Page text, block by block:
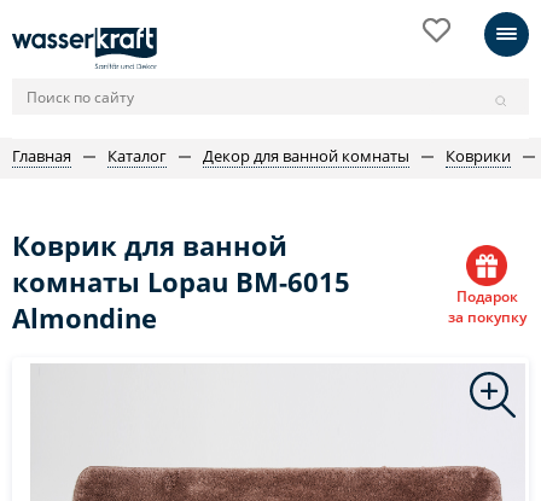
Главная Каталог Декор для ванной комнаты Коврики
Коврик для ванной
комнаты Lopau BM-6015
Almondine
Подарок
за покупку